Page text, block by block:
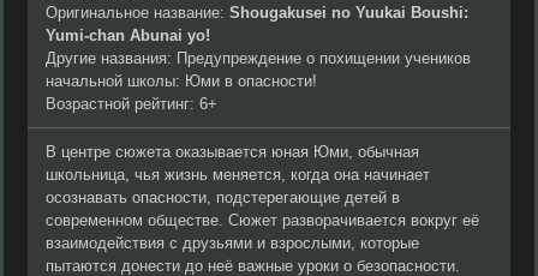
Оригинальное название: Shougakusei no Yuukai Boushi:
Yumi-chan Abunai yo!
Другие названия: Предупреждение о похищении учеников
начальной школы: Юми в опасности!
Возрастной рейтинг: 6+
В центре сюжета оказывается юная Юми, обычная
школьница, чья жизнь меняется, когда она начинает
осознавать опасности, подстерегающие детей в
современном обществе. Сюжет разворачивается вокруг её
взаимодействия с друзьями и взрослыми, которые
пытаются донести до неё важные уроки о безопасности.